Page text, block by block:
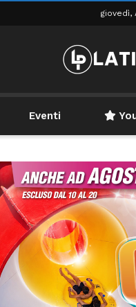
giovedì,
Eventi